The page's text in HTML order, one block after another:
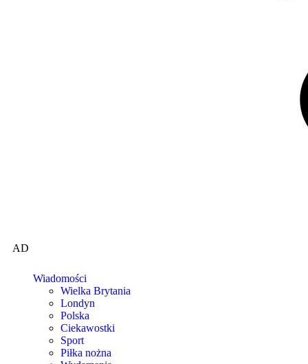
AD
Wiadomości
Wielka Brytania
Londyn
Polska
Ciekawostki
Sport
Piłka nożna